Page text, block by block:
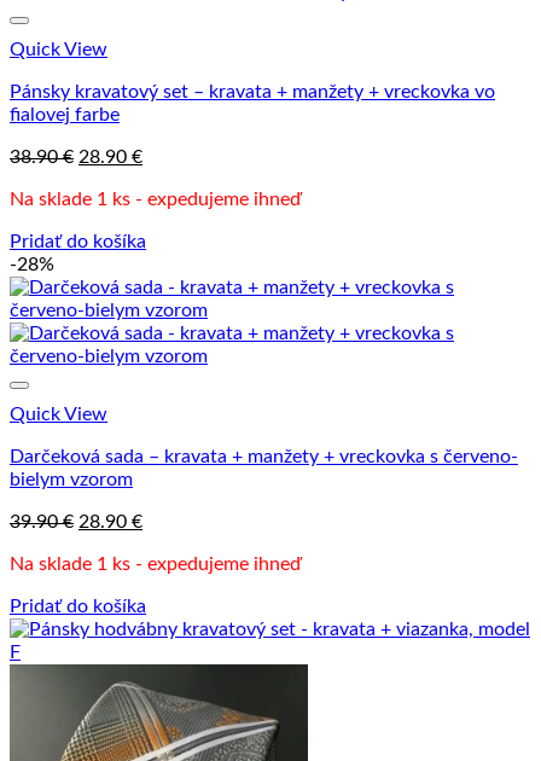
Quick View
Pánsky kravatový set – kravata + manžety + vreckovka vo
fialovej farbe
38.90€ Pôvodná
bola:
28.90 €Aktuálna
je:
Na sklade 1 ks - expedujeme ihneď
Pridať do košíka
-28%
Quick View
Darčeková sada – kravata + manžety + vreckovka s červeno-
bielym vzorom
39.90€ Pôvodná
bola:
28.90 €Aktuálna
je:
Na sklade 1 ks - expedujeme ihneď
Pridať do košíka